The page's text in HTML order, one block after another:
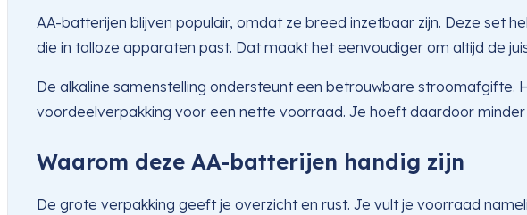
AA-batterijen blijven populair, omdat ze breed inzetbaar zijn. Deze set
die in talloze apparaten past. Dat maakt het eenvoudiger om altijd de
De alkaline samenstelling ondersteunt een betrouwbare
voordeelverpakking voor een nette voorraad. Je hoeft daardoor
Waarom deze AA-batterijen handig zijn
De grote verpakking geeft je overzicht en rust. Je vult je voorraad